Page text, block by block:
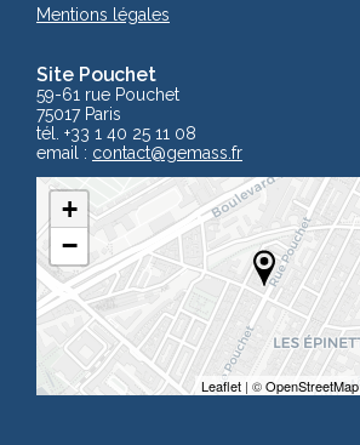
Site Pouchet
59-61 rue Pouchet
75017 Paris
tél. +33 1 40 25 11 08
email : contact@gemass.fr
+
−
Leaflet | ©OpenStreetMap
Mentions légales